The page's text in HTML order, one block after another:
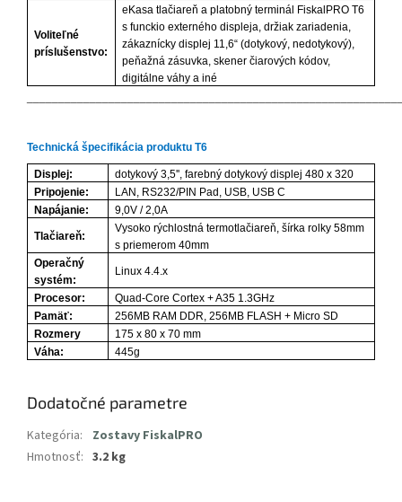
Voliteľné
príslušenstvo:
eKasa tlačiareň a platobný terminál FiskalPRO T6
s funckio externého displeja, držiak zariadenia,
zákaznícky displej 11,6“ (dotykový, nedotykový),
peňažná zásuvka, skener čiarových kódov,
digitálne váhy a iné
Technická špecifikácia produktu T6
Displej:
dotykový 3,5'', farebný dotykový displej 480 x 320
Pripojenie:
LAN, RS232/PIN Pad, USB, USB C
Napájanie:
9,0V / 2,0A
Tlačiareň:
Vysoko rýchlostná termotlačiareň, šírka rolky 58mm
s priemerom 40mm
Operačný
systém:
Linux 4.4.x
Procesor:
Quad-Core Cortex + A35 1.3GHz
Pamäť:
256MB RAM DDR, 256MB FLASH + Micro SD
Rozmery
175 x 80 x 70 mm
Váha:
445g
Dodatočné parametre
Kategória:
Zostavy FiskalPRO
Hmotnosť: 3.2 kg